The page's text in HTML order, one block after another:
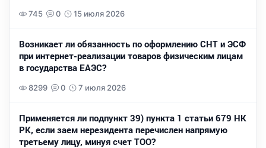
745 0 15 июля 2026
Возникает ли обязанность по оформлению СНТ и ЭСФ
при интернет-реализации товаров физическим лицам
в государства ЕАЭС?
8299 0 7 июля 2026
Применяется ли подпункт 39) пункта 1 статьи 679 НК
РК, если заем нерезидента перечислен напрямую
третьему лицу, минуя счет ТОО?